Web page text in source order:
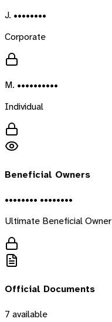
J. ••••••••
Corporate
M. ••••••••••
Individual
Beneficial Owners
•••••••• ••••••••
Ultimate Beneficial Owner
Official Documents
7 available